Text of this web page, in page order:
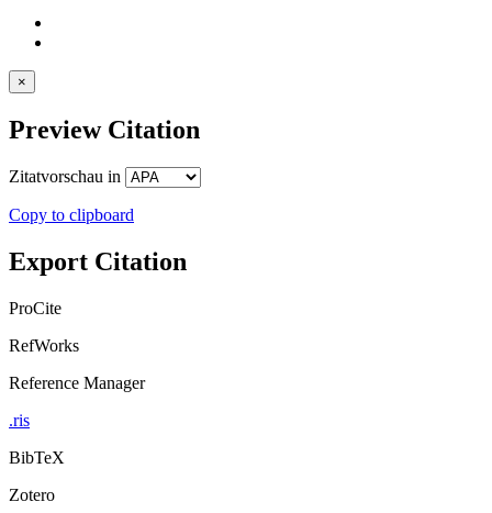
×
Preview Citation
Zitatvorschau in
Copy to clipboard
Export Citation
ProCite
RefWorks
Reference Manager
.ris
BibTeX
Zotero